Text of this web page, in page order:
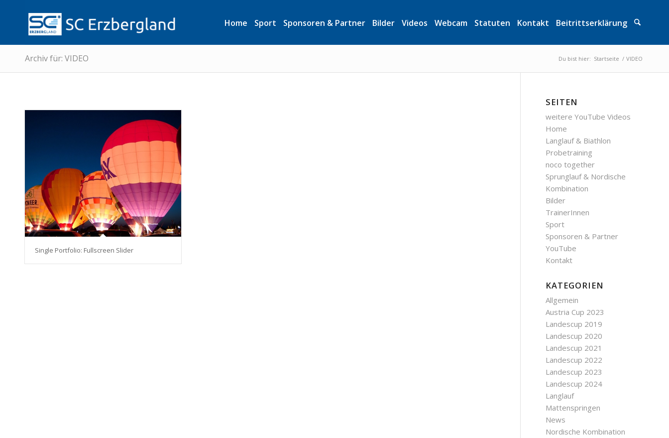
Home Sport Sponsoren & Partner Bilder Videos Webcam Statuten Kontakt Beitrittserklärung
Archiv für: VIDEO Du bist hier: Startseite / VIDEO
Single Portfolio: Fullscreen Slider
SEITEN
weitere YouTube Videos
Home
Langlauf & Biathlon
Probetraining
noco together
Sprunglauf & Nordische
Kombination
Bilder
TrainerInnen
Sport
Sponsoren & Partner
YouTube
Kontakt
KATEGORIEN
Allgemein
Austria Cup 2023
Landescup 2019
Landescup 2020
Landescup 2021
Landescup 2022
Landescup 2023
Landescup 2024
Langlauf
Mattenspringen
News
Nordische Kombination